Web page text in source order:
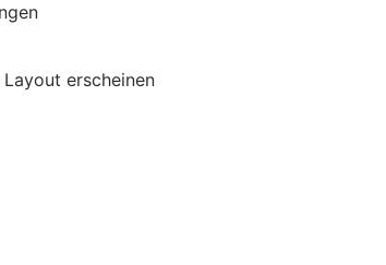
erscheinen